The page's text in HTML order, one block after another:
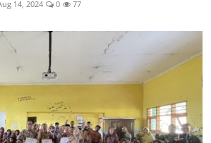
14, 2024 0 77